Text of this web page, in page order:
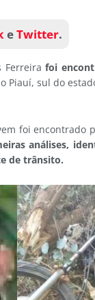
eTwitter.
Ferreira foi
Piauí, sul do
foi encontrado
análises,
de trânsito.